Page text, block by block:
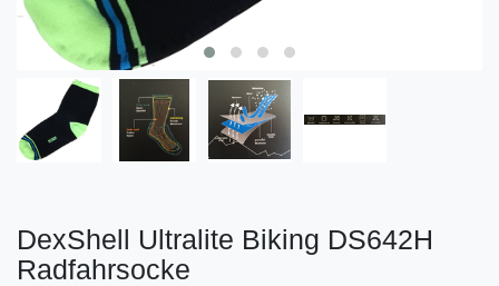
DexShell Ultralite Biking DS642H
Radfahrsocke